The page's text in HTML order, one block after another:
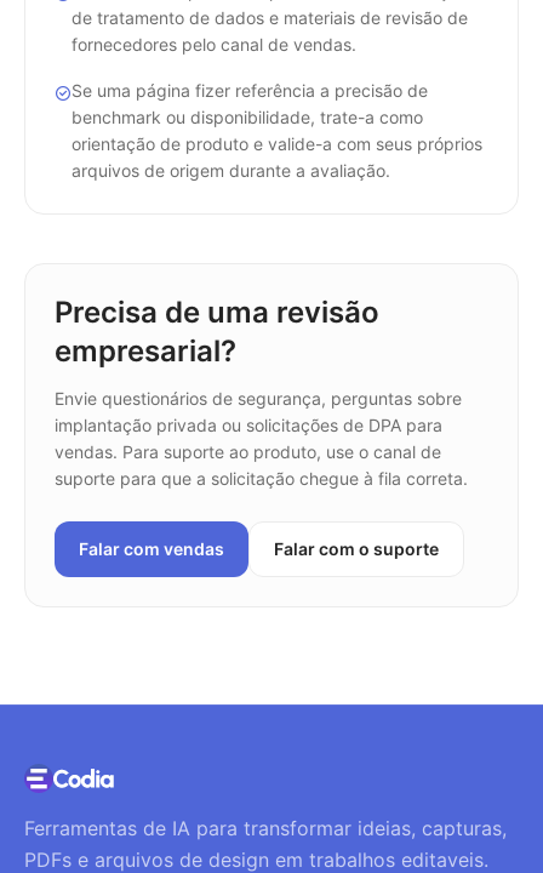
de tratamento de dados e materiais de revisão de
fornecedores pelo canal de vendas.
Se uma página fizer referência a precisão de
benchmark ou disponibilidade, trate-a como
orientação de produto e valide-a com seus próprios
arquivos de origem durante a avaliação.
Precisa de uma revisão
empresarial?
Envie questionários de segurança, perguntas sobre
implantação privada ou solicitações de DPA para
vendas. Para suporte ao produto, use o canal de
suporte para que a solicitação chegue à fila correta.
Falar com vendas Falar com o suporte
Ferramentas de IA para transformar ideias, capturas,
PDFs e arquivos de design em trabalhos editaveis.